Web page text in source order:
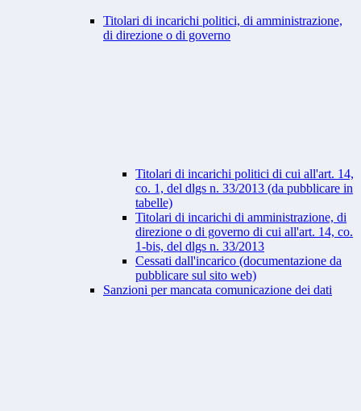
Titolari di incarichi politici, di amministrazione,
di direzione o di governo
Titolari di incarichi politici di cui all'art. 14,
co. 1, del dlgs n. 33/2013 (da pubblicare in
tabelle)
Titolari di incarichi di amministrazione, di
direzione o di governo di cui all'art. 14, co.
1-bis, del dlgs n. 33/2013
Cessati dall'incarico (documentazione da
pubblicare sul sito web)
Sanzioni per mancata comunicazione dei dati